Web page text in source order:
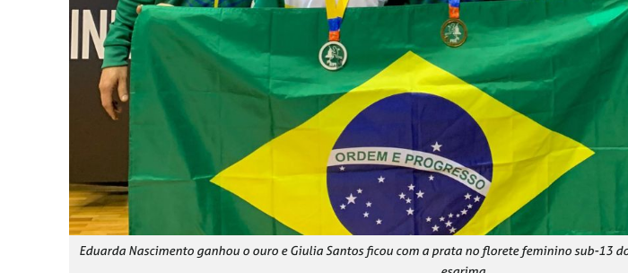
Eduarda Nascimento ganhou o ouro e Giulia Santos ficou com a prata no florete feminino sub-13